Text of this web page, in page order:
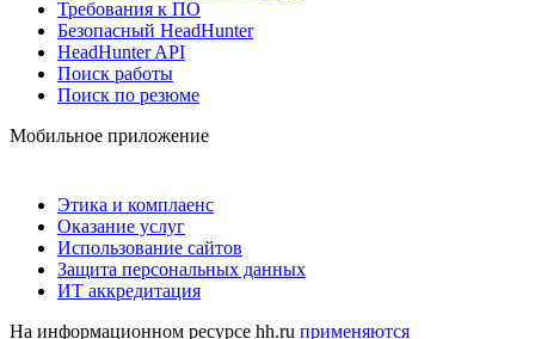
Требования к ПО
Безопасный HeadHunter
HeadHunter API
Поиск работы
Поиск по резюме
Мобильное приложение
Этика и комплаенс
Оказание услуг
Использование сайтов
Защита персональных данных
ИТ аккредитация
На информационном ресурсе hh.ru применяются